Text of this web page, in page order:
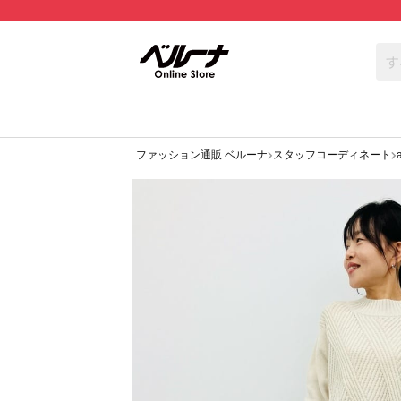
ファッション通販 ベルーナ スタッフコーディネート